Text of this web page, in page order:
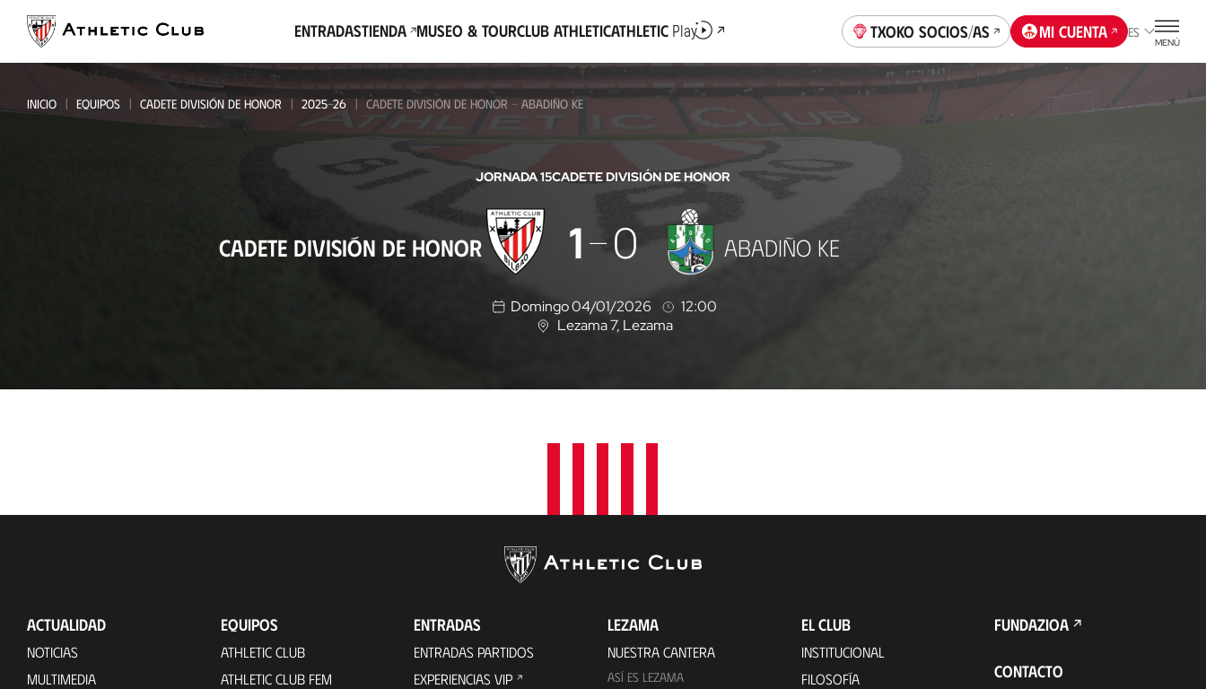
contenido
principal
EntradasTienda Museo & TourClub AthleticAthletic Play Txoko socios/as Mi cuenta ES
MENÚ
INICIO EQUIPOS CADETE DIVISIÓN DE HONOR 2025-26 CADETE DIVISIÓN DE HONOR - ABADIÑO KE
JORNADA 15CADETE DIVISIÓN DE HONOR
CADETE DIVISIÓN DE HONOR 1 0 ABADIÑO KE
Domingo 04/01/2026
12:00
U
c
i
Lezama 7, Lezama
ACTUALIDAD
NOTICIAS
MULTIMEDIA
EQUIPOS
ATHLETIC CLUB
ATHLETIC CLUB FEM
ENTRADAS
ENTRADAS PARTIDOS
EXPERIENCIAS VIP
LEZAMA
NUESTRA CANTERA
ASÍ ES LEZAMA
EL CLUB
INSTITUCIONAL
FILOSOFÍA
FUNDAZIOA
CONTACTO